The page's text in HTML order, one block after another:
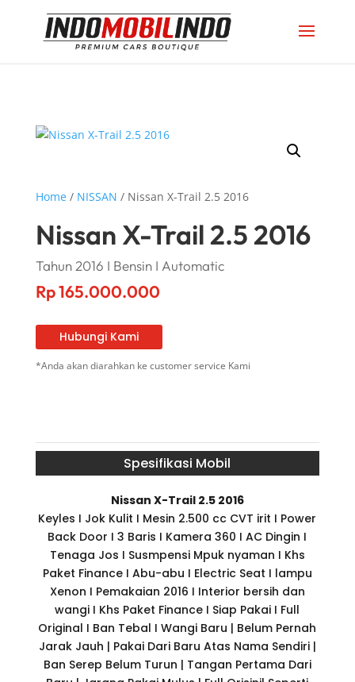
Home/ NISSAN / Nissan X-Trail 2.5 2016
Nissan X-Trail 2.5 2016
Tahun 2016 I Bensin I Automatic
Rp165.000.000
Hubungi Kami
*Anda akan diarahkan ke customer service Kami
Spesifikasi Mobil
Nissan X-Trail 2.5 2016
Keyles I Jok Kulit I Mesin 2.500 cc CVT irit I Power
Back Door I 3 Baris I Kamera 360 I AC Dingin I
Tenaga Jos I Susmpensi Mpuk nyaman I Khs
Paket Finance I Abu-abu I Electric Seat I lampu
Xenon I Pemakaian 2016 I Interior bersih dan
wangi I Khs Paket Finance I Siap Pakai I Full
Original I Ban Tebal I Wangi Baru | Belum Pernah
Jarak Jauh | Pakai Dari Baru Atas Nama Sendiri |
Ban Serep Belum Turun | Tangan Pertama Dari